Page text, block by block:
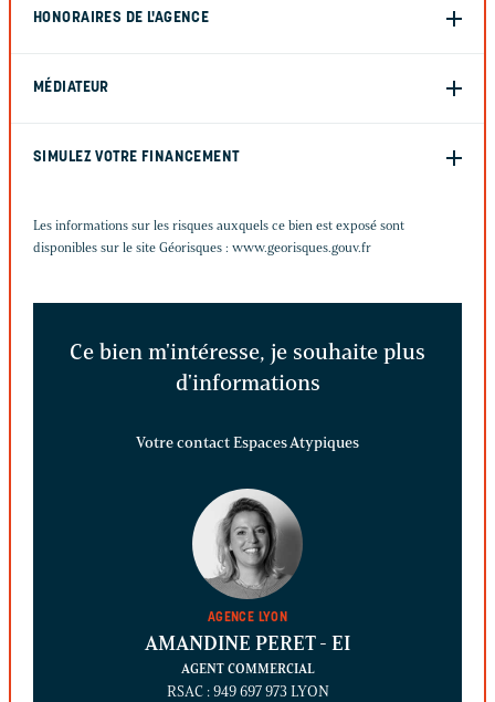
HONORAIRES DE L'AGENCE
MÉDIATEUR
SIMULEZ VOTRE FINANCEMENT
Les informations sur les risques auxquels ce bien est exposé sont
disponibles sur le site Géorisques : www.georisques.gouv.fr
Ce bien m'intéresse, je souhaite plus
d'informations
Votre contact Espaces Atypiques
AGENCE LYON
AMANDINE PERET- EI
AGENT COMMERCIAL
RSAC : 949 697 973 LYON